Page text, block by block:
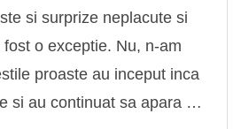
si surprize neplacute si
o exceptie. Nu, n-am
proaste au inceput inca
si au continuat sa apara …